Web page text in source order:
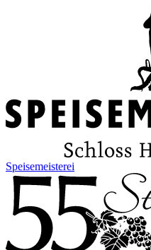
Speisemeisterei